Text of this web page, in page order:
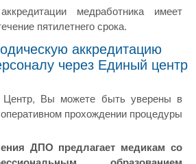
медработника имеет
пятилетнего срока.
аккредитацию
через Единый центр
Вы можете быть уверены в
прохождении процедуры
ДПО предлагает медикам со